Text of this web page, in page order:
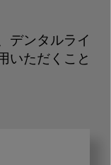
デンタルライ
いただくこと